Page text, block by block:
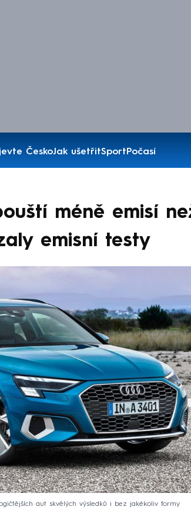
ČeskoJak ušetřitSportPočasí
méně emisí
emisní testy
aut skvělých výsledků i bez jakékoliv formy